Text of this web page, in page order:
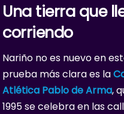
Una tierra que
corriendo
Nariño no es nuevo en
prueba más clara es la
Atlética Pablo de Arma,
1995 se celebra en las